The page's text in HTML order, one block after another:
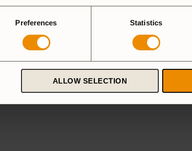
Preferences Statistics
ALLOW SELECTION
1